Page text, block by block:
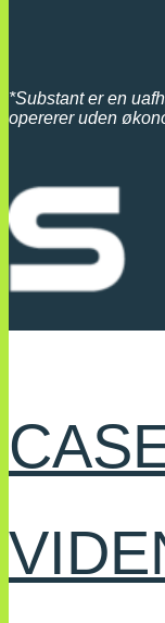
*Substant er en
opererer uden